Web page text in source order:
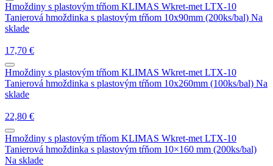
Hmoždiny s plastovým tŕňom KLIMAS Wkret-met LTX-10
Tanierová hmoždinka s plastovým tŕňom 10x90mm (200ks/bal) Na
sklade
17,70 €
Hmoždiny s plastovým tŕňom KLIMAS Wkret-met LTX-10
Tanierová hmoždinka s plastovým tŕňom 10x260mm (100ks/bal) Na
sklade
22,80 €
Hmoždiny s plastovým tŕňom KLIMAS Wkret-met LTX-10
Tanierová hmoždinka s plastovým tŕňom 10×160 mm (200ks/bal)
Na sklade